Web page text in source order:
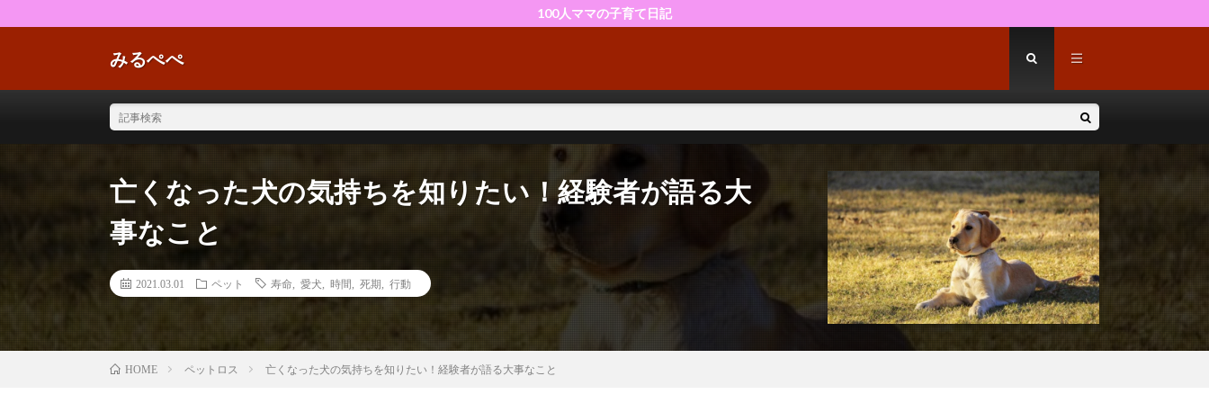
100人ママの子育て日記
みるぺぺ
亡くなった犬の気持ちを知りたい！経験者が語る大
事なこと
2021.03.01 ペット 寿命 愛犬 時間 死期 行動
HOME ペットロス 亡くなった犬の気持ちを知りたい！経験者が語る大事なこと